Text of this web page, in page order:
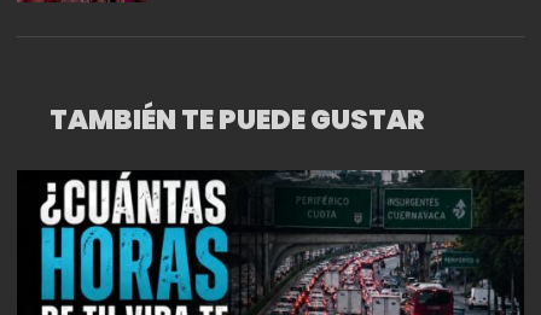
TAMBIÉN TE PUEDE GUSTAR